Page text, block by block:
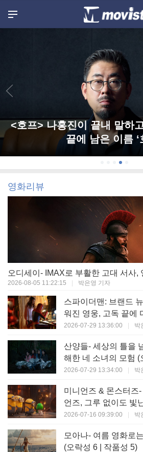
<호프> 나홍진이 끝내 말하
끝에 남은 이름 ‘
영화리뷰
2026-08-05 11:22:15 박은영 기자
스파이더맨: 브랜드
워진 영웅, 고독 끝에
르다 (오락성 8 | 작품
2026-07-29 13:36:00 박
산양들- 세상의 틀을
해한 네 소녀의 모험 (
2026-07-29 13:34:00 박
미니언즈 & 몬스터즈
언즈, 그루 없이도 빛난 새
7 | 작품성 6)
2026-07-16 09:39:00 박
모아나- 여름 영화로
(오락성 6 | 작품성 5)